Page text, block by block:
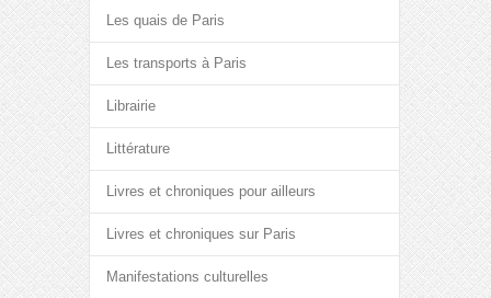
Les quais de Paris
Les transports à Paris
Librairie
Littérature
Livres et chroniques pour ailleurs
Livres et chroniques sur Paris
Manifestations culturelles